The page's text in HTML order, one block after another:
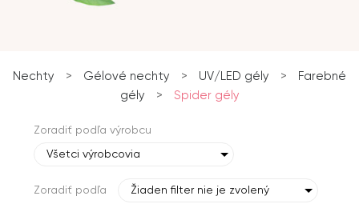
Nechty > Gélové nechty > UV/LED gély >
Farebné
gély
> Spider gély
Zoradiť podľa výrobcu
Všetci výrobcovia
Zoradiť podľa Žiaden filter nie je zvolený